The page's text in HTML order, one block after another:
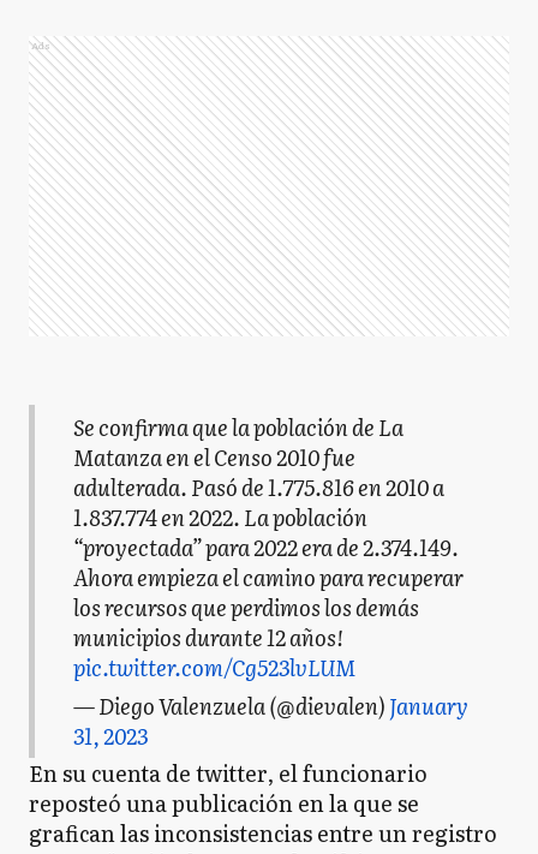
Ads
Se confirma que la población de La
Matanza en el Censo 2010 fue
adulterada. Pasó de 1.775.816 en 2010 a
1.837.774 en 2022. La población
“proyectada” para 2022 era de 2.374.149.
Ahora empieza el camino para recuperar
los recursos que perdimos los demás
municipios durante 12 años!
pic.twitter.com/Cg523lvLUM
— Diego Valenzuela (@dievalen)January
31, 2023
En su cuenta de twitter, el funcionario
reposteó una publicación en la que se
grafican las inconsistencias entre un registro